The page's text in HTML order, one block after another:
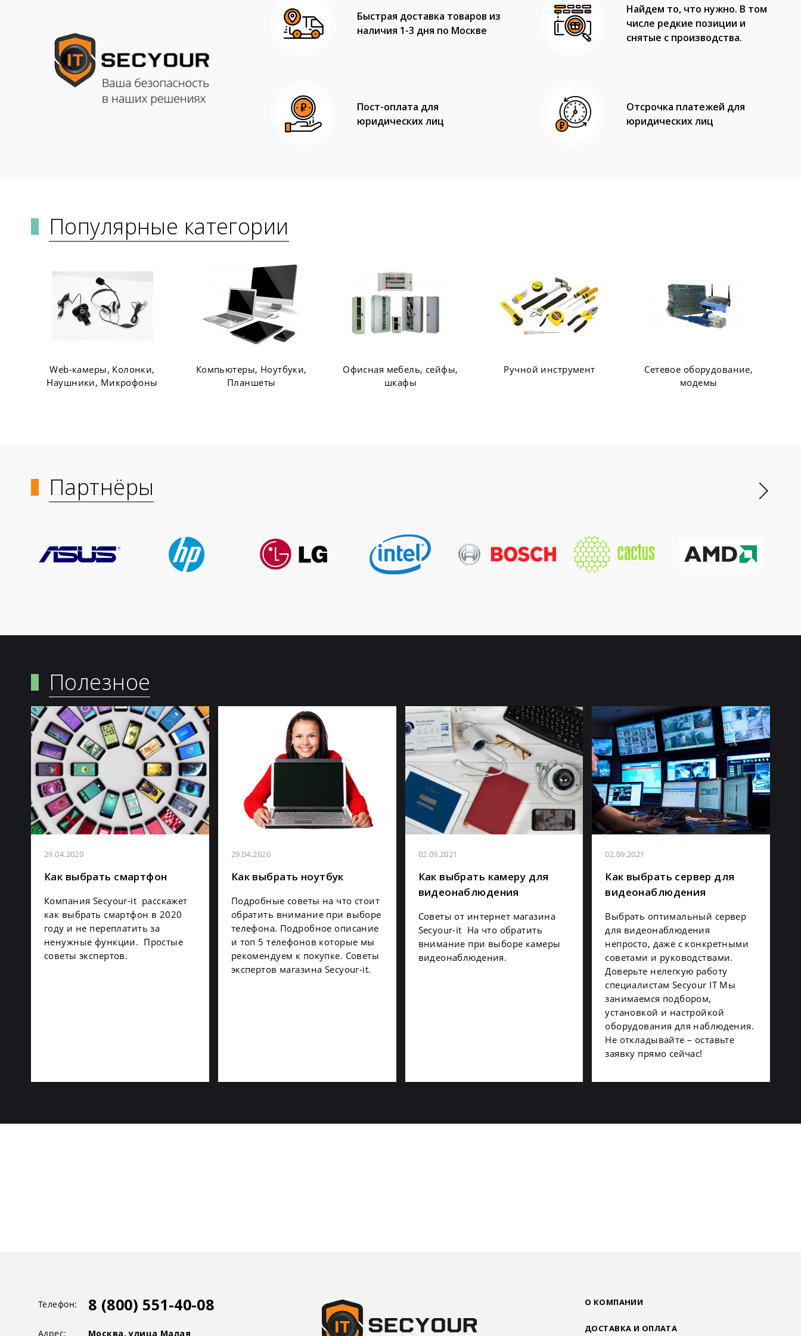
Быстрая доставка товаров из
наличия 1-3 дня по Москве
Найдем то, что нужно. В том
числе редкие позиции и
снятые с производства.
Пост-оплата для
юридических лиц
Отсрочка платежей для
юридических лиц
Популярные категории
Компьютеры, Ноутбуки,
Планшеты
Офисная мебель, сейфы,
шкафы
Ручной инструмент
Сетевое оборудование,
Web-камеры, Колонки,
Наушники, Микрофоны
Партнёры
Полезное
29.04.2020
Как выбрать смартфон
Компания Secyour-it расскажет
как выбрать смартфон в 2020
году и не переплатить за
ненужные функции. Простые
советы экспертов.
29.04.2020
Как выбрать ноутбук
Подробные советы на что стоит
обратить внимание при выборе
телефона. Подробное описание
и топ 5 телефонов которые мы
рекомендуем к покупке. Советы
экспертов магазина Secyour-it.
02.09.2021
Как выбрать камеру для
видеонаблюдения
Советы от интернет магазина
Secyour-it На что обратить
внимание при выборе камеры
видеонаблюдения.
02.09.2021
Как выбрать сервер для
видеонаблюдения
Выбрать оптимальный сервер
для видеонаблюдения
непросто, даже с конкретными
советами и руководствами.
Доверьте нелегкую работу
специалистам Secyour IT Мы
занимаемся подбором,
установкой и настройкой
оборудования для наблюдения.
Не откладывайте – оставьте
заявку прямо сейчас!
Телефон: 8 (800) 551-40-08
Адрес: Москва, улица Малая
О КОМПАНИИ
ДОСТАВКА И ОПЛАТА